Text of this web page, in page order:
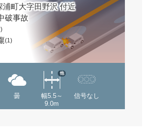
浦町大字田野沢 付近
破事故
(1)
曇
幅5.5～
9.0m
他
信号なし